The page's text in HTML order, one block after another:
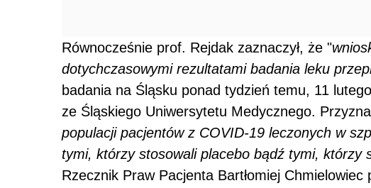
Równocześnie prof. Rejdak zaznaczył, że "
dotychczasowymi rezultatami badania leku
badania na Śląsku ponad tydzień temu, 11
ze Śląskiego Uniwersytetu Medycznego.
populacji pacjentów z COVID-19 leczonych w
tymi, którzy stosowali placebo bądź tymi, którzy
Rzecznik Praw Pacjenta Bartłomiej Chmielowiec